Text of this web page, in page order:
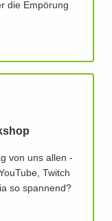
die Empörung
von uns allen -
Twitch
so spannend?